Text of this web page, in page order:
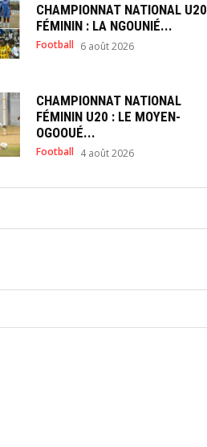
CHAMPIONNAT NATIONAL U20
FÉMININ : LA NGOUNIÉ...
Football 6 août 2026
CHAMPIONNAT NATIONAL
FÉMININ U20 : LE MOYEN-
OGOOUÉ...
Football 4 août 2026